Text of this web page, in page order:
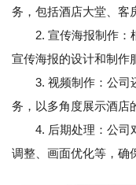
务，包括酒店大堂、客
2. 宣传海报制作：
宣传海报的设计和制作
3. 视频制作：公司
务，以多角度展示酒店
4. 后期处理：公司
调整、画面优化等，确